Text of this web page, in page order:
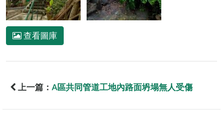
查看圖庫
上一篇： A區共同管道工地內路面坍塌無人受傷